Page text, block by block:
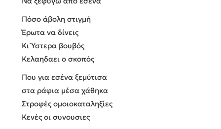
Πόσο άβολη στιγμή
Έρωτα να δίνεις
Κι Ύστερα βουβός
Κελαηδαει ο σκοπός
Που για εσένα ξεμύτισα
στα ράφια μέσα χάθηκα
Στροφές ομοιοκαταληξίες
Κενές οι συνουσιες